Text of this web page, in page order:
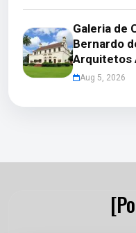
Galeria de
Bernardo
Arquitetos
Aug 5, 2026